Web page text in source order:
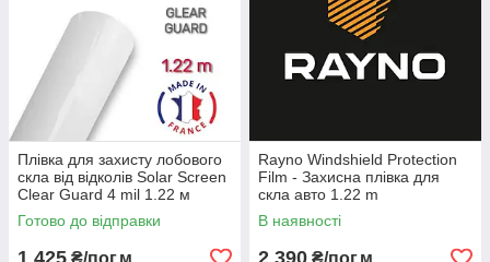
Плівка для захисту лобового
скла від відколів Solar Screen
Clear Guard 4 mil 1.22 м
Готово до відправки
1 425 ₴/пог.м
Rayno Windshield Protection
Film - Захисна плівка для
скла авто 1.22 m
В наявності
2 390 ₴/пог.м